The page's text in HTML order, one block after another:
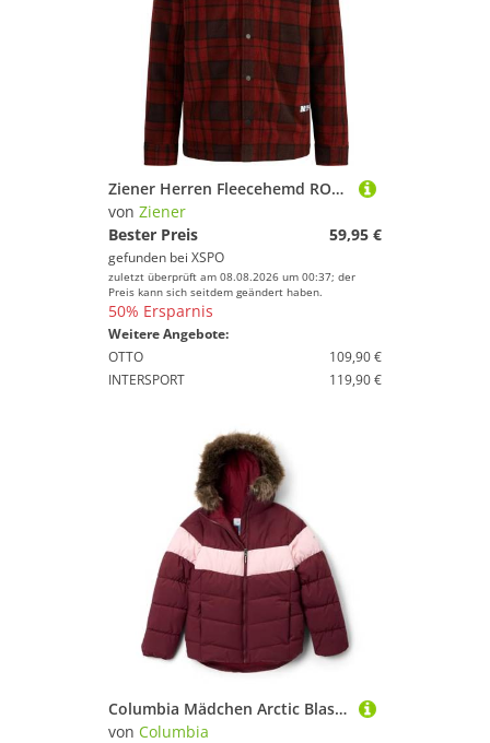
Ziener Herren Fleecehemd RONNO woody brown
von Ziener
Bester Preis
59,95 €
gefunden bei XSPO
zuletzt überprüft am 08.08.2026 um 00:37; der
Preis kann sich seitdem geändert haben.
50% Ersparnis
Weitere Angebote:
OTTO
109,90 €
INTERSPORT
119,90 €
Columbia Mädchen Arctic Blast 3 Jacket Skijacke (1er Pack)
von Columbia